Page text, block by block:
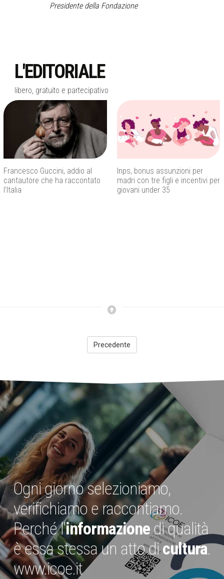
Presidente della Fondazione
L'EDITORIALE
libero, gratuito e partecipativo
Francesco Guccini, addio al
cantautore che ha raccontato
l’Italia
Inps, bonus assunzioni per
madri con tre figli e incentivi per
giovani under 35
Precedente
Ogni giorno selezioniamo,
verifichiamo e raccontiamo.
Perché l'informazionedi qualità
è essa stessa un atto dicultura.
www.icoe.it